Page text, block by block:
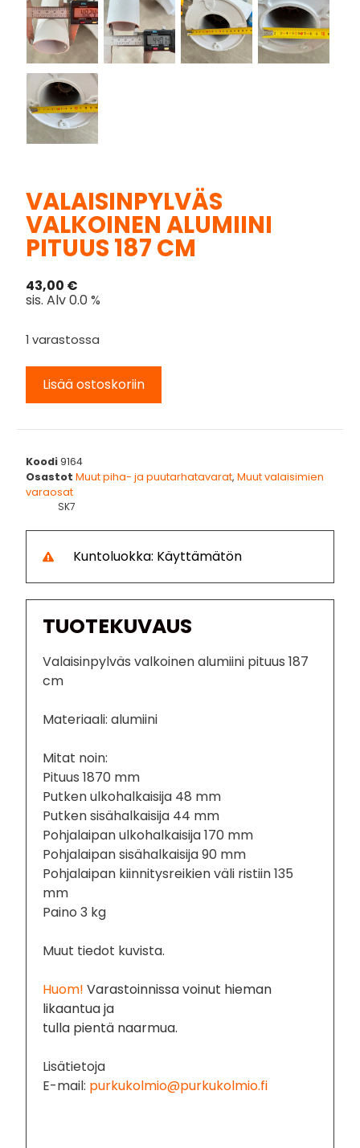
VALAISINPYLVÄS
VALKOINEN ALUMIINI
PITUUS 187 CM
43,00 €
sis. Alv 0.0 %
1 varastossa
Lisää ostoskoriin
Koodi9164
Osastot Muut piha- ja puutarhatavarat,Muut valaisimien
varaosat
SK7
Kuntoluokka: Käyttämätön
TUOTEKUVAUS
Valaisinpylväs valkoinen alumiini pituus 187
cm
Materiaali: alumiini
Mitat noin:
Pituus 1870 mm
Putken ulkohalkaisija 48 mm
Putken sisähalkaisija 44 mm
Pohjalaipan ulkohalkaisija 170 mm
Pohjalaipan sisähalkaisija 90 mm
Pohjalaipan kiinnitysreikien väli ristiin 135
mm
Paino 3 kg
Muut tiedot kuvista.
Huom! Varastoinnissa voinut hieman
likaantua ja
tulla pientä naarmua.
Lisätietoja
E-mail: purkukolmio@purkukolmio.fi